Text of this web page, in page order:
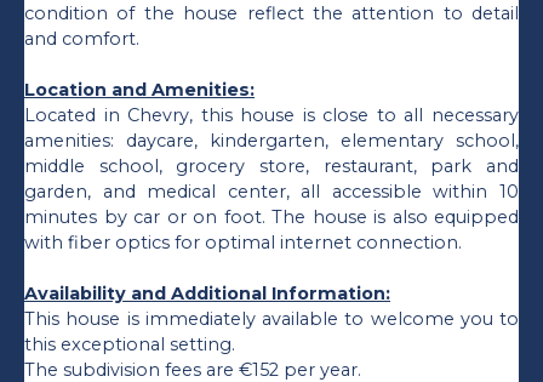
condition of the house reflect the attention to detail
and comfort.
Location and Amenities:
Located in Chevry, this house is close to all necessary
amenities: daycare, kindergarten, elementary school,
middle school, grocery store, restaurant, park and
garden, and medical center, all accessible within 10
minutes by car or on foot. The house is also equipped
with fiber optics for optimal internet connection.
Availability and Additional Information:
This house is immediately available to welcome you to
this exceptional setting.
The subdivision fees are €152 per year.